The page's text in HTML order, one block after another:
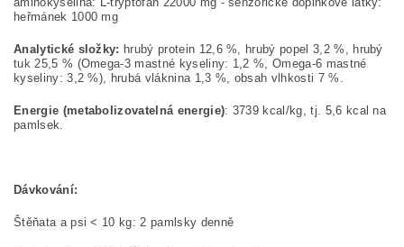
heřmánek 1000 mg
Analytické složky: hrubý protein 12,6 %, hrubý popel 3,2 %, hrubý
tuk 25,5 % (Omega-3 mastné kyseliny: 1,2 %, Omega-6 mastné
kyseliny: 3,2 %), hrubá vláknina 1,3 %, obsah vlhkosti 7 %.
Energie (metabolizovatelná energie): 3739 kcal/kg, tj. 5,6 kcal na
pamlsek.
Dávkování:
Štěňata a psi < 10 kg: 2 pamlsky denně